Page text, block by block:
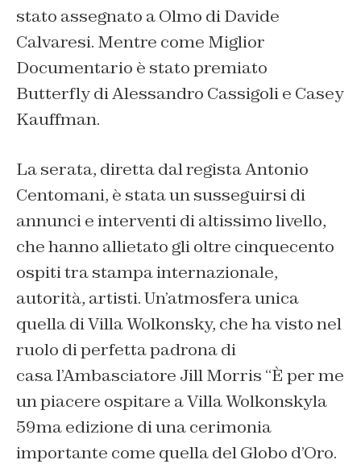
stato assegnato a Olmo di Davide
Calvaresi. Mentre come Miglior
Documentario è stato premiato
Butterfly di Alessandro Cassigoli e Casey
Kauffman.
La serata, diretta dal regista Antonio
Centomani, è stata un susseguirsi di
annunci e interventi di altissimo livello,
che hanno allietato gli oltre cinquecento
ospiti tra stampa internazionale,
autorità, artisti. Un’atmosfera unica
quella di Villa Wolkonsky, che ha visto nel
ruolo di perfetta padrona di
casa l’Ambasciatore Jill Morris “È per me
un piacere ospitare a Villa Wolkonskyla
59ma edizione di una cerimonia
importante come quella del Globo d’Oro.